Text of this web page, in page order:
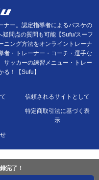
完了！
ナー。認定指導者によるバスケの
問点の質問も可能【Sufu/スーフ
ニング方法をオンライントレーナ
者・トレーナー・コーチ・選手な
サッカーの練習メニュー・トレー
る！【Sufu】
信頼されるサイトとして
特定商取引法に基づく表
示